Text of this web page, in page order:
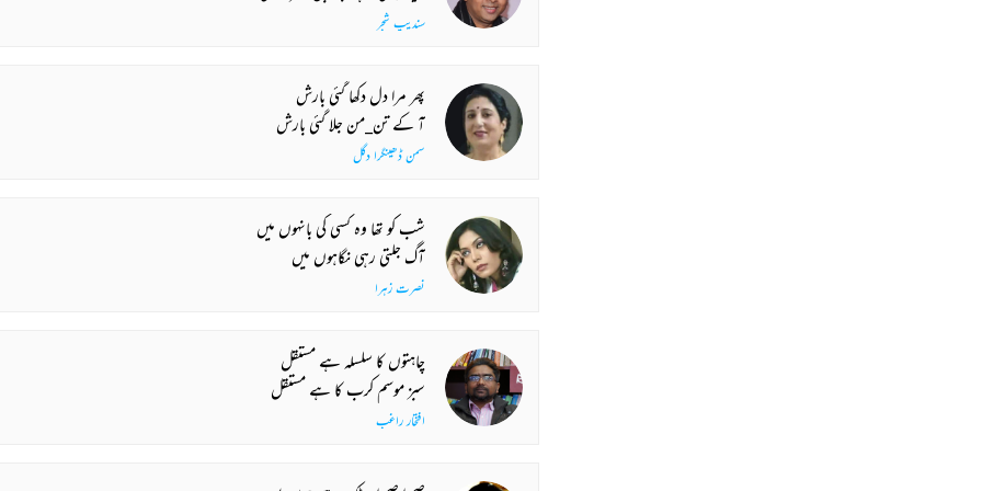
سندیپ شجر
پھر مرا دل دکھا گئی بارش
آ کے تن_من جلا گئی بارش
سمن ڈھینگرا دگل
شب کو تھا وہ کسی کی بانہوں میں
آگ جلتی رہی نگاہوں میں
نصرت زہرا
چاہتوں کا سلسلہ ہے مستقل
سبز موسم کرب کا ہے مستقل
افتخار راغب